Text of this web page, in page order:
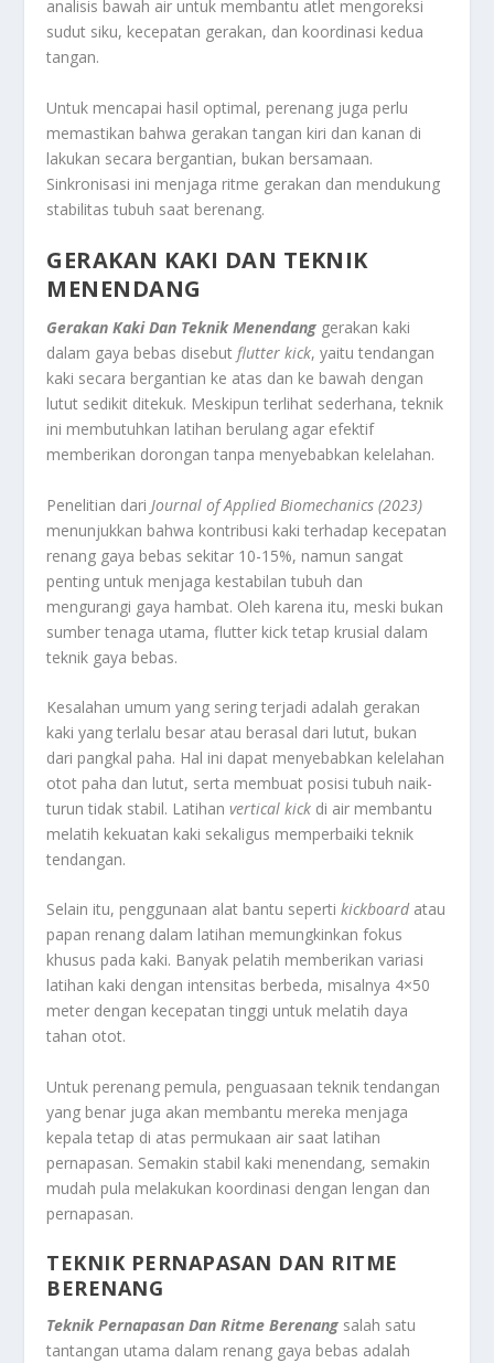
analisis bawah air untuk membantu atlet mengoreksi
sudut siku, kecepatan gerakan, dan koordinasi kedua
tangan.
Untuk mencapai hasil optimal, perenang juga perlu
memastikan bahwa gerakan tangan kiri dan kanan di
lakukan secara bergantian, bukan bersamaan.
Sinkronisasi ini menjaga ritme gerakan dan mendukung
stabilitas tubuh saat berenang.
GERAKAN KAKI DAN TEKNIK
MENENDANG
Gerakan Kaki Dan Teknik Menendang gerakan kaki
dalam gaya bebas disebutflutter kick, yaitu tendangan
kaki secara bergantian ke atas dan ke bawah dengan
lutut sedikit ditekuk. Meskipun terlihat sederhana, teknik
ini membutuhkan latihan berulang agar efektif
memberikan dorongan tanpa menyebabkan kelelahan.
Penelitian dari Journal of Applied Biomechanics (2023)
menunjukkan bahwa kontribusi kaki terhadap kecepatan
renang gaya bebas sekitar 10-15%, namun sangat
penting untuk menjaga kestabilan tubuh dan
mengurangi gaya hambat. Oleh karena itu, meski bukan
sumber tenaga utama, flutter kick tetap krusial dalam
teknik gaya bebas.
Kesalahan umum yang sering terjadi adalah gerakan
kaki yang terlalu besar atau berasal dari lutut, bukan
dari pangkal paha. Hal ini dapat menyebabkan kelelahan
otot paha dan lutut, serta membuat posisi tubuh naik-
turun tidak stabil. Latihanvertical kick di air membantu
melatih kekuatan kaki sekaligus memperbaiki teknik
tendangan.
Selain itu, penggunaan alat bantu sepertikickboardatau
papan renang dalam latihan memungkinkan fokus
khusus pada kaki. Banyak pelatih memberikan variasi
latihan kaki dengan intensitas berbeda, misalnya 4×50
meter dengan kecepatan tinggi untuk melatih daya
tahan otot.
Untuk perenang pemula, penguasaan teknik tendangan
yang benar juga akan membantu mereka menjaga
kepala tetap di atas permukaan air saat latihan
pernapasan. Semakin stabil kaki menendang, semakin
mudah pula melakukan koordinasi dengan lengan dan
pernapasan.
TEKNIK PERNAPASAN DAN RITME
BERENANG
Teknik Pernapasan Dan Ritme Berenang salah satu
tantangan utama dalam renang gaya bebas adalah